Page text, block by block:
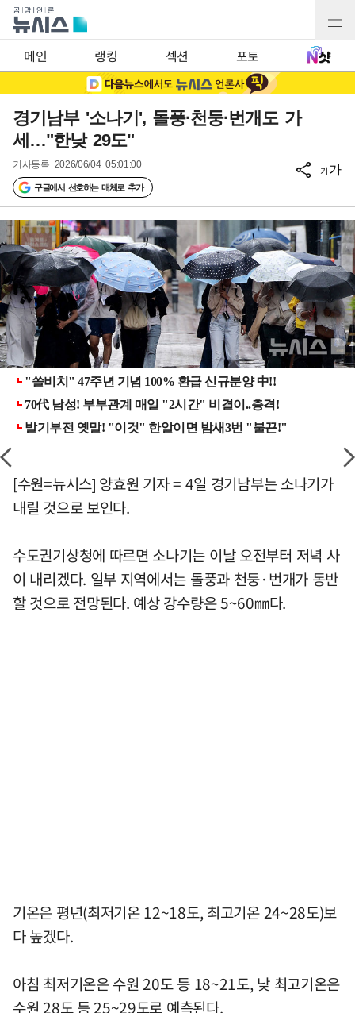
메인 랭킹 섹션 포토
경기남부 '소나기', 돌풍·천둥·번개도 가
세…"한낮 29도"
기사등록 2026/06/04 05:01:00
구글에서 선호하는 매체로 추가
가가
[수원=뉴시스] 양효원 기자 = 4일 경기남부는 소나기가
내릴 것으로 보인다.
수도권기상청에 따르면 소나기는 이날 오전부터 저녁 사
이 내리겠다. 일부 지역에서는 돌풍과 천둥·번개가 동반
할 것으로 전망된다. 예상 강수량은 5~60㎜다.
기온은 평년(최저기온 12~18도, 최고기온 24~28도)보
다 높겠다.
아침 최저기온은 수원 20도 등 18~21도, 낮 최고기온은
수원 28도 등 25~29도로 예측된다.